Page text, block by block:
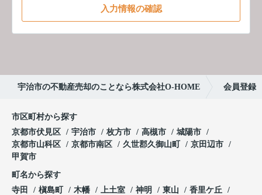
入力情報の確認
宇治市の不動産売却のことなら株式会社O-HOME 会員登録
市区町村から探す
京都市伏見区
宇治市 枚方市 高槻市
城陽市
京都市山科区
京都市南区 久世郡久御山町
京田辺市
甲賀市
町名から探す
寺田
槇島町 木幡 上土室 神明 東山
香里ケ丘